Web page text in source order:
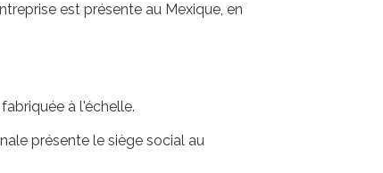
est présente au Mexique, en
à l'échelle.
présente le siège social au